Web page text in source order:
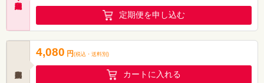
定期便を申し込む
4,080 円 (税込・ 送料別 )
カートに入れる